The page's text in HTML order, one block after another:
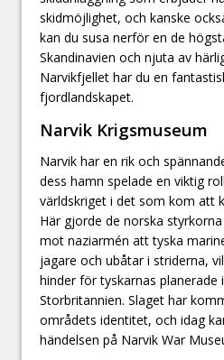
skidmöjlighet, och kanske
kan du susa nerför en de
Skandinavien och njuta av
Narvikfjellet har du en
fjordlandskapet.
Narvik Krigsmuseum
Narvik har en rik och
dess hamn spelade en viktig
världskriget i det som kom att
Här gjorde de norska
mot naziarmén att tyska
jagare och ubåtar i striderna,
hinder för tyskarnas planerade
Storbritannien. Slaget har
områdets identitet, och idag
händelsen på Narvik War